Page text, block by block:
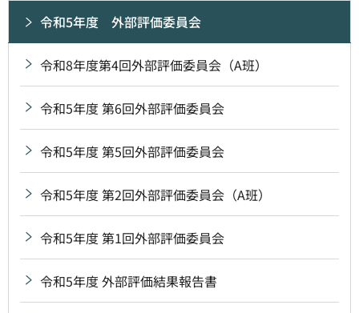
令和5年度 外部評価委員会
令和8年度第4回外部評価委員会（A班）
令和5年度 第6回外部評価委員会
令和5年度 第5回外部評価委員会
令和5年度 第2回外部評価委員会（A班）
令和5年度 第1回外部評価委員会
令和5年度 外部評価結果報告書